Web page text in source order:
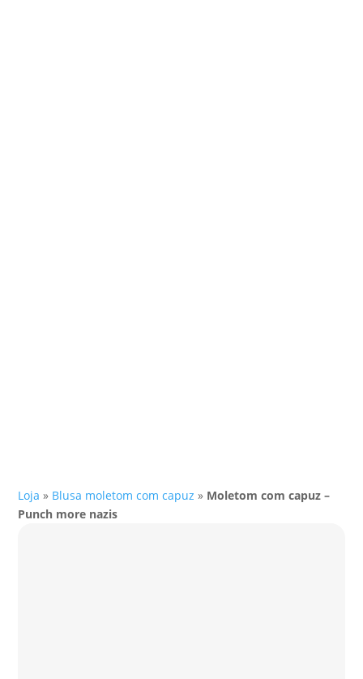
Loja » Blusa moletom com capuz » Moletom com capuz –
Punch more nazis